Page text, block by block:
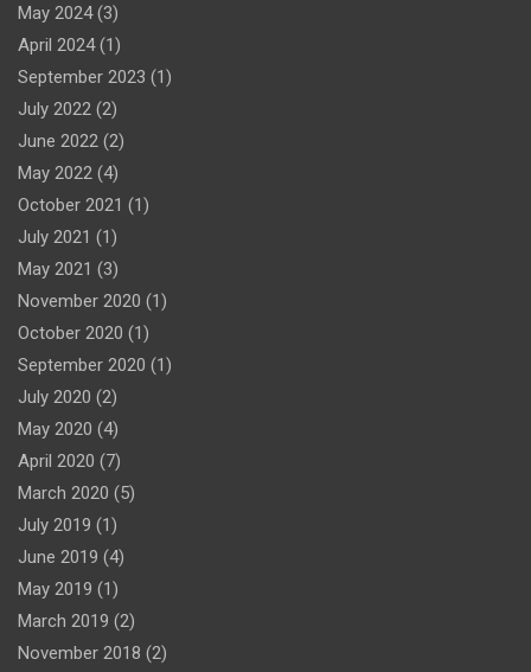
May 2024(3)
April 2024(1)
September 2023 (1)
July 2022 (2)
June 2022 (2)
May 2022 (4)
October 2021 (1)
July 2021 (1)
May 2021 (3)
November 2020 (1)
October 2020 (1)
September 2020 (1)
July 2020 (2)
May 2020 (4)
April 2020 (7)
March 2020 (5)
July 2019 (1)
June 2019 (4)
May 2019 (1)
March 2019 (2)
November 2018 (2)